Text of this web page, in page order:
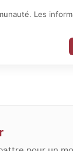
Les